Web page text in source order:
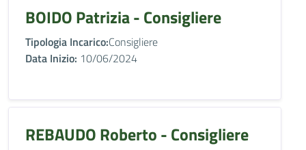
BOIDO Patrizia - Consigliere
Tipologia Incarico:Consigliere
Data Inizio: 10/06/2024
REBAUDO Roberto - Consigliere